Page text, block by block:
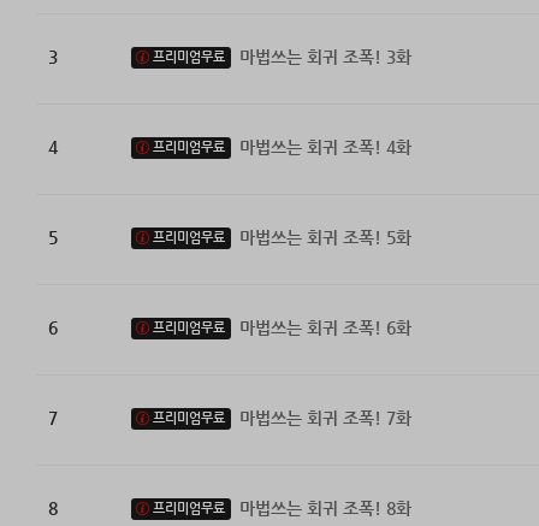
3 프리미엄무료 마법쓰는 회귀 조폭! 3화
4 프리미엄무료 마법쓰는 회귀 조폭! 4화
5 프리미엄무료 마법쓰는 회귀 조폭! 5화
6 프리미엄무료 마법쓰는 회귀 조폭! 6화
7 프리미엄무료 마법쓰는 회귀 조폭! 7화
8 프리미엄무료 마법쓰는 회귀 조폭! 8화